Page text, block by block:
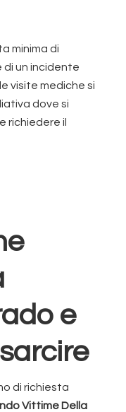
minima di
di un incidente
visite mediche si
dove si
richiedere il
e
di richiesta
Vittime Della